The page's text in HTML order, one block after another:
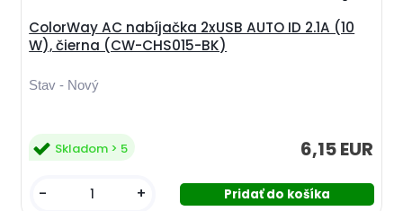
ColorWay AC nabíjačka 2xUSB AUTO ID 2.1A (10
W), čierna (CW-CHS015-BK)
Stav - Nový
6,15 EUR
Skladom > 5
- +